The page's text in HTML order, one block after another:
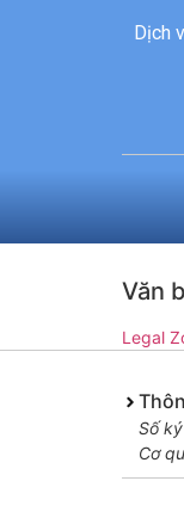
Dịch
Văn
Legal
Số
Cơ